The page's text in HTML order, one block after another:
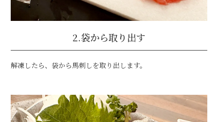
2.袋から取り出す
解凍したら、袋から馬刺しを取り出します。